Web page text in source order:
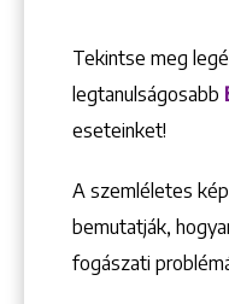
Tekintse meg
legtanulságosabb
eseteinket!
A szemléletes
bemutatják,
fogászati